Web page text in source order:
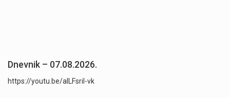
Dnevnik – 07.08.2026.
https://youtu.be/aILFsriI-vk